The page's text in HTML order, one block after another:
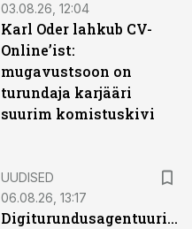
03.08.26, 12:04
Karl Oder lahkub CV-
Online’ist:
mugavustsoon on
turundaja karjääri
suurim komistuskivi
UUDISED
06.08.26, 13:17
Digiturundusagentuuride